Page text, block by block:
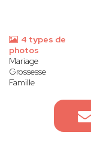
4 types de
photos
Mariage
Grossesse
Famille